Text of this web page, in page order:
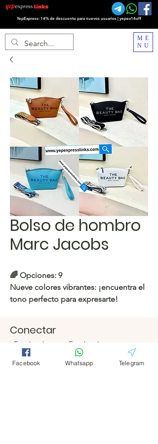
YepExpress: 14% de descuento para nuevos usuarios | yepex14off
ME
NU
Bolso de hombro
Marc Jacobs
🌈 Opciones: 9
Nueve colores vibrantes: ¡encuentra el
tono perfecto para expresarte!
Tienda Hacoo
https://c.hacoo.pl/2eg7RJ
Conectar
Facebook
Telegrama
Facebook
Telegrama
Facebook Whatsapp Telegram